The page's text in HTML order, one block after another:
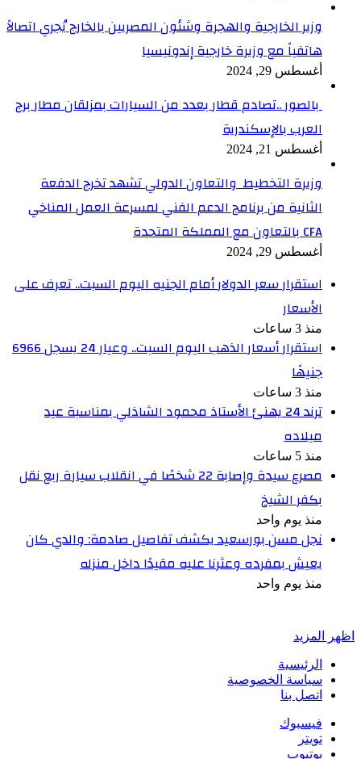
وزير الخارجية والهجرة وشئون المصريين بالخارج يُجري اتصالاً
هاتفياً مع وزيرة خارجية إندونيسيا
أغسطس 29, 2024
بالصور ..تصادم قطار بعدد من السيارات بمزلقان مطار برج
العرب بالإسكندرية
أغسطس 21, 2024
وزيرة التخطيط والتعاون الدولي تشهد تخرج الدفعة
الثانية من برنامج الدعم الفني لمسرعة العمل المناخي
CFA بالتعاون مع المملكة المتحدة
أغسطس 29, 2024
استقرار سعر الدولار أمام الجنيه اليوم السبت.. تعرف على
الأسعار
منذ 3 ساعات
استقرار أسعار الذهب اليوم السبت.. وعيار 24 يسجل 6966
جنيهًا
منذ 3 ساعات
ترند 24 يهنئ الأستاذ محمود الشاذلي بمناسبة عيد
ميلاده
منذ 5 ساعات
مصرع سيدة وإصابة 22 شخصًا في انقلاب سيارة ربع نقل
بكفر الشيخ
منذ يوم واحد
نجل مسن بورسعيد يكشف تفاصيل صادمة: والدي كان
يعيش بمفرده وعثرنا عليه مقيدًا داخل منزله
منذ يوم واحد
اظهر المزيد
الرئيسية
سياسة الخصوصية
اتصل بنا
فيسبوك
تويتر
يوتيوب